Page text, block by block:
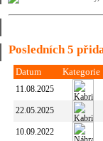
Posledních 5
Datum Kategorie
11.08.2025
22.05.2025
10.09.2022